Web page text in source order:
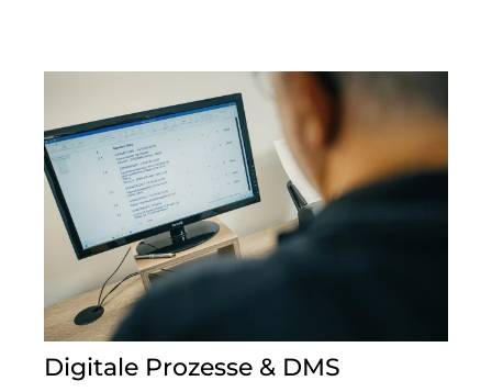
Digitale Prozesse & DMS